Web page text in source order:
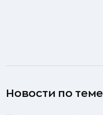
Новости по теме